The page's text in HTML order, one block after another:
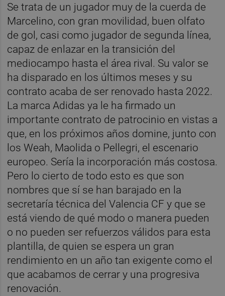
Se trata de un jugador muy de la cuerda de
Marcelino, con gran movilidad, buen olfato
de gol, casi como jugador de segunda línea,
capaz de enlazar en la transición del
mediocampo hasta el área rival. Su valor se
ha disparado en los últimos meses y su
contrato acaba de ser renovado hasta 2022.
La marca Adidas ya le ha firmado un
importante contrato de patrocinio en vistas a
que, en los próximos años domine, junto con
los Weah, Maolida o Pellegri, el escenario
europeo. Sería la incorporación más costosa.
Pero lo cierto de todo esto es que son
nombres que sí se han barajado en la
secretaría técnica del Valencia CF y que se
está viendo de qué modo o manera pueden
o no pueden ser refuerzos válidos para esta
plantilla, de quien se espera un gran
rendimiento en un año tan exigente como el
que acabamos de cerrar y una progresiva
renovación.